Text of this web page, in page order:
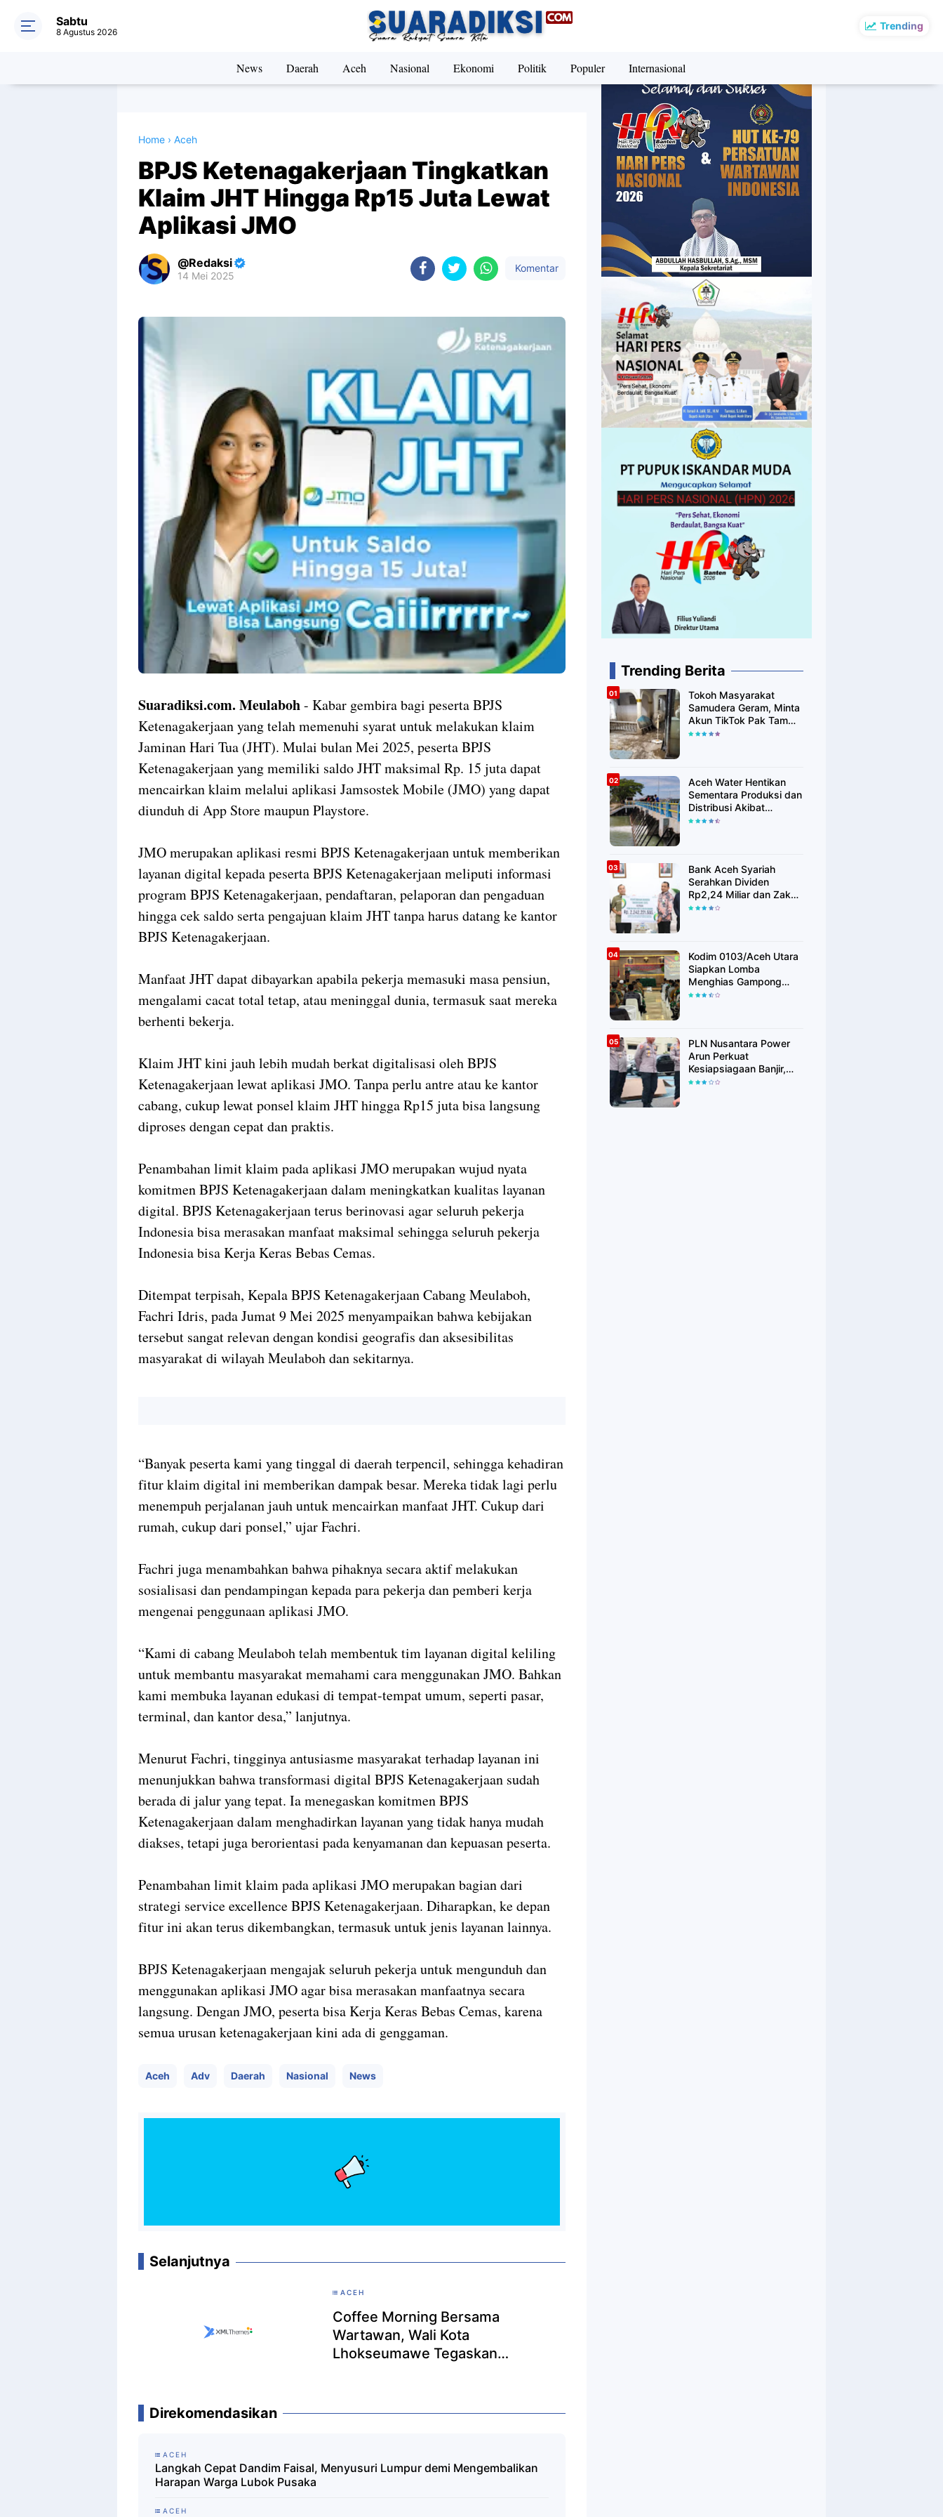
Trending
Sabtu
8 Agustus 2026
News Daerah Aceh Nasional Ekonomi Politik Populer Internasional
Home › Aceh
BPJS Ketenagakerjaan Tingkatkan
Klaim JHT Hingga Rp15 Juta Lewat
Aplikasi JMO
Redaksi
14 Mei 2025
Komentar
By
Raushan
Design
With
Shroff
Suaradiksi.com. Meulaboh- Kabar gembira bagi peserta BPJS
Ketenagakerjaan yang telah memenuhi syarat untuk melakukan klaim
Jaminan Hari Tua (JHT). Mulai bulan Mei 2025, peserta BPJS
Ketenagakerjaan yang memiliki saldo JHT maksimal Rp. 15 juta dapat
mencairkan klaim melalui aplikasi Jamsostek Mobile (JMO) yang dapat
diunduh di App Store maupun Playstore.
JMO merupakan aplikasi resmi BPJS Ketenagakerjaan untuk memberikan
layanan digital kepada peserta BPJS Ketenagakerjaan meliputi informasi
program BPJS Ketenagakerjaan, pendaftaran, pelaporan dan pengaduan
hingga cek saldo serta pengajuan klaim JHT tanpa harus datang ke kantor
BPJS Ketenagakerjaan.
Manfaat JHT dapat dibayarkan apabila pekerja memasuki masa pensiun,
mengalami cacat total tetap, atau meninggal dunia, termasuk saat mereka
berhenti bekerja.
Klaim JHT kini jauh lebih mudah berkat digitalisasi oleh BPJS
Ketenagakerjaan lewat aplikasi JMO. Tanpa perlu antre atau ke kantor
cabang, cukup lewat ponsel klaim JHT hingga Rp15 juta bisa langsung
diproses dengan cepat dan praktis.
Penambahan limit klaim pada aplikasi JMO merupakan wujud nyata
komitmen BPJS Ketenagakerjaan dalam meningkatkan kualitas layanan
digital. BPJS Ketenagakerjaan terus berinovasi agar seluruh pekerja
Indonesia bisa merasakan manfaat maksimal sehingga seluruh pekerja
Indonesia bisa Kerja Keras Bebas Cemas.
Ditempat terpisah, Kepala BPJS Ketenagakerjaan Cabang Meulaboh,
Fachri Idris, pada Jumat 9 Mei 2025 menyampaikan bahwa kebijakan
tersebut sangat relevan dengan kondisi geografis dan aksesibilitas
masyarakat di wilayah Meulaboh dan sekitarnya.
“Banyak peserta kami yang tinggal di daerah terpencil, sehingga kehadiran
fitur klaim digital ini memberikan dampak besar. Mereka tidak lagi perlu
menempuh perjalanan jauh untuk mencairkan manfaat JHT. Cukup dari
rumah, cukup dari ponsel,” ujar Fachri.
Fachri juga menambahkan bahwa pihaknya secara aktif melakukan
sosialisasi dan pendampingan kepada para pekerja dan pemberi kerja
mengenai penggunaan aplikasi JMO.
“Kami di cabang Meulaboh telah membentuk tim layanan digital keliling
untuk membantu masyarakat memahami cara menggunakan JMO. Bahkan
kami membuka layanan edukasi di tempat-tempat umum, seperti pasar,
terminal, dan kantor desa,” lanjutnya.
Menurut Fachri, tingginya antusiasme masyarakat terhadap layanan ini
menunjukkan bahwa transformasi digital BPJS Ketenagakerjaan sudah
berada di jalur yang tepat. Ia menegaskan komitmen BPJS
Ketenagakerjaan dalam menghadirkan layanan yang tidak hanya mudah
diakses, tetapi juga berorientasi pada kenyamanan dan kepuasan peserta.
Penambahan limit klaim pada aplikasi JMO merupakan bagian dari
strategi service excellence BPJS Ketenagakerjaan. Diharapkan, ke depan
fitur ini akan terus dikembangkan, termasuk untuk jenis layanan lainnya.
BPJS Ketenagakerjaan mengajak seluruh pekerja untuk mengunduh dan
menggunakan aplikasi JMO agar bisa merasakan manfaatnya secara
langsung. Dengan JMO, peserta bisa Kerja Keras Bebas Cemas, karena
semua urusan ketenagakerjaan kini ada di genggaman.
Aceh Adv Daerah Nasional News
Selanjutnya
ACEH
Coffee Morning Bersama
Wartawan, Wali Kota
Lhokseumawe Tegaskan
Direkomendasikan
ACEH
Langkah Cepat Dandim Faisal, Menyusuri Lumpur demi Mengembalikan
Harapan Warga Lubok Pusaka
ACEH
Trending Berita
Tokoh Masyarakat
Samudera Geram, Minta
Akun TikTok Pak Tam
Tak Tebar Harapan
Aceh Water Hentikan
Sementara Produksi dan
Distribusi Akibat
Fenomena Alam yang
Bank Aceh Syariah
Serahkan Dividen
Rp2,24 Miliar dan Zakat
Rp400 Juta kepada
Kodim 0103/Aceh Utara
Siapkan Lomba
Menghias Gampong
Berhadiah Rp100 Juta,
PLN Nusantara Power
Arun Perkuat
Kesiapsiagaan Banjir,
Polres Lhokseumawe